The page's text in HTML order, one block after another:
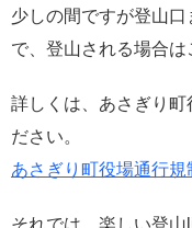
少しの間ですが登山
で、登山される場合は
詳しくは、あさぎり
ださい。
あさぎり町役場通行規